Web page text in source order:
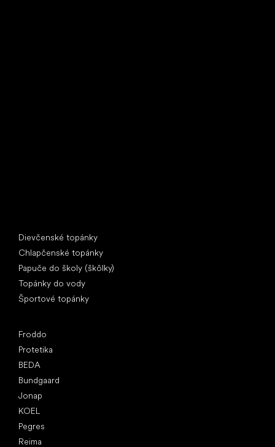
Dievčenské topánky
Chlapčenské topánky
Papuče do školy (škôlky)
Topánky do vody
Športové topánky
Froddo
Protetika
BEDA
Bundgaard
Jonap
KOEL
Pegres
Reima